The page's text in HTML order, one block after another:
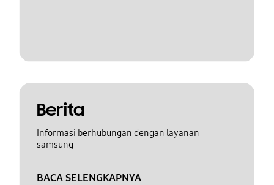
Berita
Informasi berhubungan dengan layanan
samsung
BACA SELENGKAPNYA